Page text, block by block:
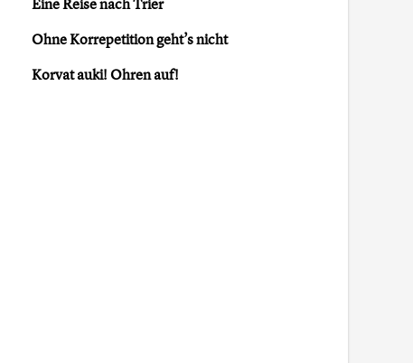
Ohne Korrepetition geht’s nicht
Korvat auki! Ohren auf!